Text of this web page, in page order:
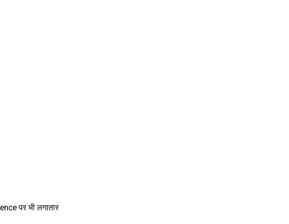
पर भी लगातार